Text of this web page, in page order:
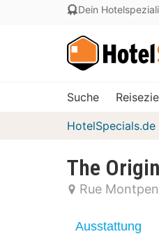
Dein
Suche
HotelSpecials.de
The
Rue
Ausstattung